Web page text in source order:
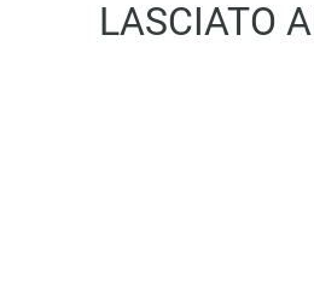
LASCIATO